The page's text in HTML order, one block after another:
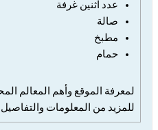
عدد اثنين غرفة
صالة
مطبخ
حمام
لمعرفة الموقع وأهم المعالم
للمزيد من المعلومات والتفاصيل